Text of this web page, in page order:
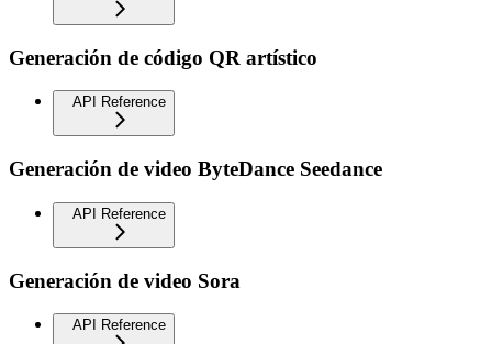
Generación de código QR artístico
API Reference
Generación de video ByteDance Seedance
API Reference
Generación de video Sora
API Reference